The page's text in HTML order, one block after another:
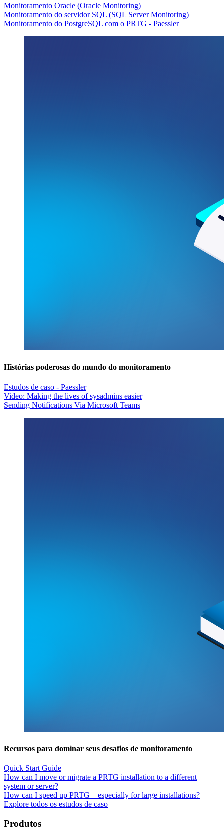
Monitoramento Oracle (Oracle Monitoring)
Monitoramento do servidor SQL (SQL Server Monitoring)
Monitoramento do PostgreSQL com o PRTG - Paessler
Histórias poderosas do mundo do monitoramento
Estudos de caso - Paessler
Video: Making the lives of sysadmins easier
Sending Notifications Via Microsoft Teams
Recursos para dominar seus desafios de monitoramento
Quick Start Guide
How can I move or migrate a PRTG installation to a different
system or server?
How can I speed up PRTG—especially for large installations?
Explore todos os estudos de caso
Produtos